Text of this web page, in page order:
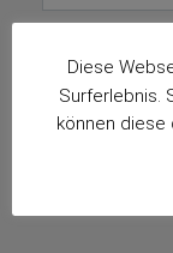
E-Mail-
Diese
Surferlebnis.
können diese